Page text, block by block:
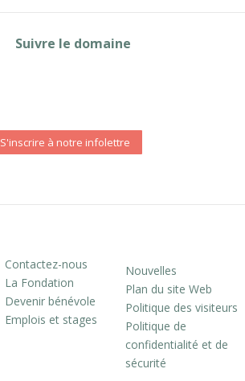
Suivre le domaine
S'inscrire à notre infolettre
Contactez-nous
La Fondation
Devenir bénévole
Emplois et stages
Nouvelles
Plan du site Web
Politique des visiteurs
Politique de
confidentialité et de
sécurité